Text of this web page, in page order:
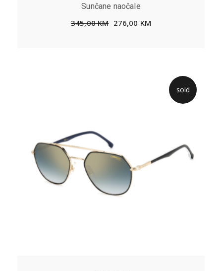
Sunčane naočale
345,00KM 276,00 KM
sold